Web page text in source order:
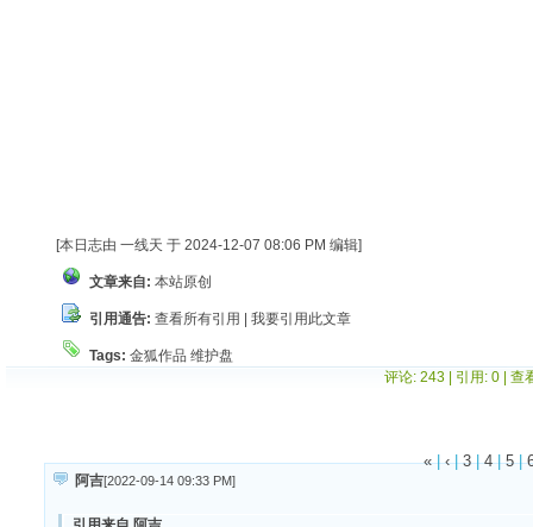
[本日志由 一线天 于 2024-12-07 08:06 PM 编辑]
文章来自: 本站原创
引用通告: 查看所有引用 | 我要引用此文章
Tags: 金狐作品 维护盘
评论: 243 | 引用: 0 | 查
«|‹|3|4|5|
阿吉[2022-09-14 09:33 PM]